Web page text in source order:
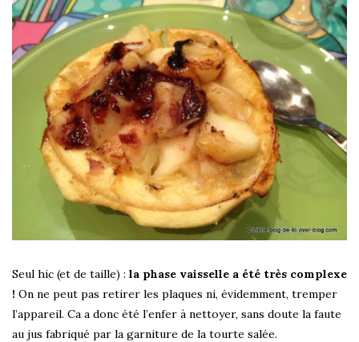
Seul hic (et de taille) : la phase vaisselle a été très complexe
! On ne peut pas retirer les plaques ni, évidemment, tremper
l’appareil. Ca a donc été l’enfer à nettoyer, sans doute la faute
au jus fabriqué par la garniture de la tourte salée.